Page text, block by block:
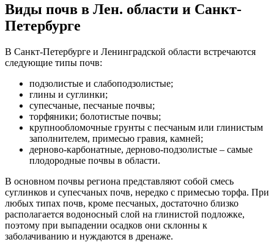
Виды почв в Лен. области и Санкт-
Петербурге
В Санкт-Петербурге и Ленинградской области встречаются
следующие типы почв:
подзолистые и слабоподзолистые;
глины и суглинки;
супесчаные, песчаные почвы;
торфяники; болотистые почвы;
крупнообломочные грунты с песчаным или глинистым
заполнителем, примесью гравия, камней;
дерново-карбонатные, дерново-подзолистые – самые
плодородные почвы в области.
В основном почвы региона представляют собой смесь
суглинков и супесчаных почв, нередко с примесью торфа. При
любых типах почв, кроме песчаных, достаточно близко
располагается водоносный слой на глинистой подложке,
поэтому при выпадении осадков они склонны к
заболачиванию и нуждаются в дренаже.